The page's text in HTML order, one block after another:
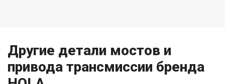
Другие детали мостов и
привода трансмиссии бренда